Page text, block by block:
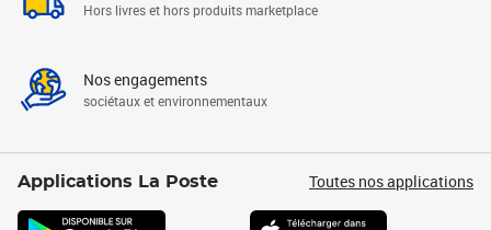
Hors livres et hors produits marketplace
Nos engagements
sociétaux et environnementaux
Applications La Poste Toutes nos applications